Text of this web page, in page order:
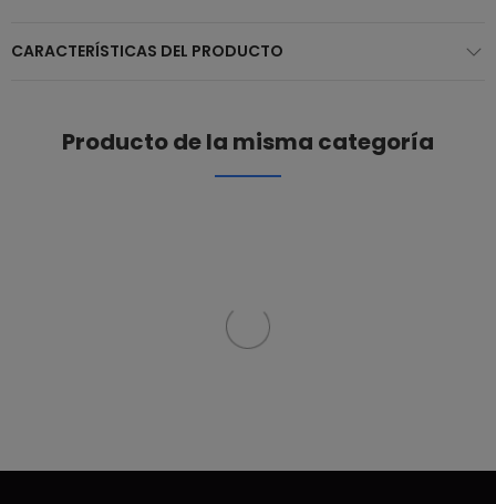
CARACTERÍSTICAS DEL PRODUCTO
Producto de la misma categoría